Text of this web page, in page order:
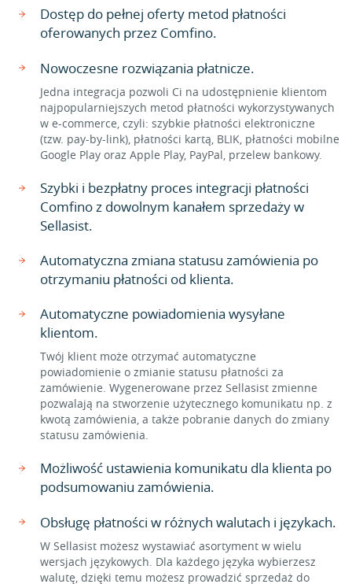
Dostęp do pełnej oferty metod płatności
oferowanych przez Comfino.
Nowoczesne rozwiązania płatnicze.
Jedna integracja pozwoli Ci na udostępnienie klientom
najpopularniejszych metod płatności wykorzystywanych
w e-commerce, czyli: szybkie płatności elektroniczne
(tzw. pay-by-link), płatności kartą, BLIK, płatności mobilne
Google Play oraz Apple Play, PayPal, przelew bankowy.
Szybki i bezpłatny proces integracji płatności
Comfino z dowolnym kanałem sprzedaży w
Sellasist.
Automatyczna zmiana statusu zamówienia po
otrzymaniu płatności od klienta.
Automatyczne powiadomienia wysyłane
klientom.
Twój klient może otrzymać automatyczne
powiadomienie o zmianie statusu płatności za
zamówienie. Wygenerowane przez Sellasist zmienne
pozwalają na stworzenie użytecznego komunikatu np. z
kwotą zamówienia, a także pobranie danych do zmiany
statusu zamówienia.
Możliwość ustawienia komunikatu dla klienta po
podsumowaniu zamówienia.
Obsługę płatności w różnych walutach i językach.
W Sellasist możesz wystawiać asortyment w wielu
wersjach językowych. Dla każdego języka wybierzesz
walutę, dzięki temu możesz prowadzić sprzedaż do